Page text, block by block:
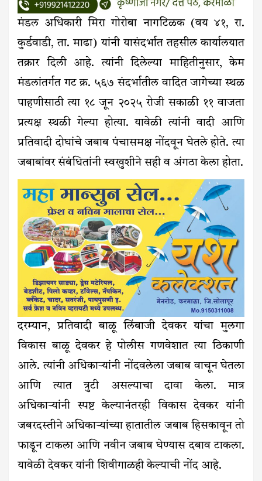
मंडल अधिकारी मिरा गोरोबा नागटिळक (वय ४१, रा.
कुर्डवाडी, ता. माढा) यांनी यासंदर्भात तहसील कार्यालयात
तक्रार दिली आहे. त्यांनी दिलेल्या माहितीनुसार, केम
मंडलांतर्गत गट क्र. ५६७ संदर्भातील वादित जागेच्या स्थळ
पाहणीसाठी त्या १८ जून २०२५ रोजी सकाळी ११ वाजता
प्रत्यक्ष स्थळी गेल्या होत्या. यावेळी त्यांनी वादी आणि
प्रतिवादी दोघांचे जबाब पंचासमक्ष नोंदवून घेतले होते. त्या
जबाबांवर संबंधितांनी स्वखुशीने सही व अंगठा केला होता.
दरम्यान, प्रतिवादी बाळू लिंबाजी देवकर यांचा मुलगा
विकास बाळू देवकर हे पोलीस गणवेशात त्या ठिकाणी
आले. त्यांनी अधिकाऱ्यांनी नोंदवलेला जबाब वाचून घेतला
आणि त्यात त्रुटी असल्याचा दावा केला. मात्र
अधिकाऱ्यांनी स्पष्ट केल्यानंतरही विकास देवकर यांनी
जबरदस्तीने अधिकाऱ्यांच्या हातातील जबाब हिसकावून तो
फाडून टाकला आणि नवीन जबाब घेण्यास दबाव टाकला.
यावेळी देवकर यांनी शिवीगाळही केल्याची नोंद आहे.